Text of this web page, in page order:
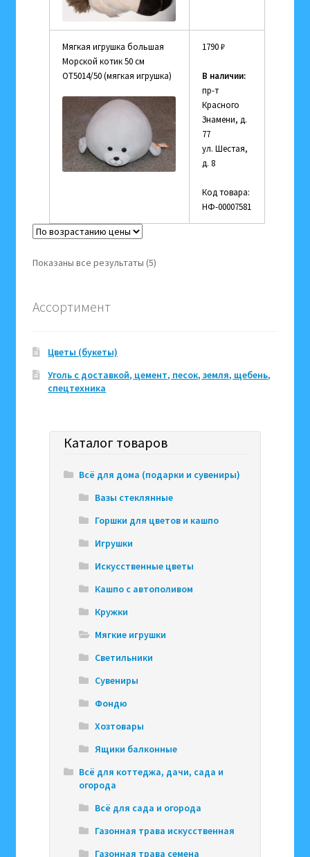
Мягкая игрушка большая
Морской котик 50 см
OT5014/50 (мягкая игрушка)
1790₽
В наличии:
пр-т
Красного
Знамени, д.
77
ул. Шестая,
д. 8
Код товара:
НФ-00007581
Показаны все результаты (5)Цены:
Ассортимент
Цветы (букеты)
Уголь с доставкой, цемент, песок, земля, щебень,
спецтехника
Каталог товаров
Всё для дома (подарки и сувениры)
Вазы стеклянные
Горшки для цветов и кашпо
Игрушки
Искусственные цветы
Кашпо с автополивом
Кружки
Мягкие игрушки
Светильники
Сувениры
Фондю
Хозтовары
Ящики балконные
Всё для коттеджа, дачи, сада и
огорода
Всё для сада и огорода
Газонная трава искусственная
Газонная трава семена